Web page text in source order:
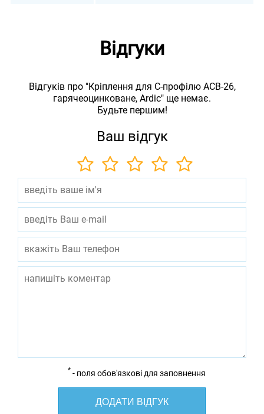
Відгуки
Відгуків про "Кріплення для С-профілю ACB-26,
гарячеоцинковане, Ardic" ще немає.
Будьте першим!
Ваш відгук
* - поля обов'язкові для заповнення
ДОДАТИ ВІДГУК